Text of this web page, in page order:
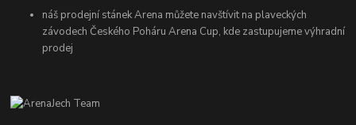
náš prodejní stánek Arena můžete navštívit na plaveckých
závodech Českého Poháru Arena Cup, kde zastupujeme výhradní
prodej